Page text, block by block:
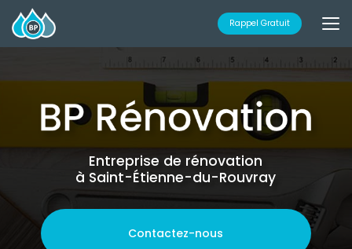
au
contenu
principal
Rappel Gratuit
Entreprise de rénovation
à Saint-Étienne-du-Rouvray
Contactez-nous